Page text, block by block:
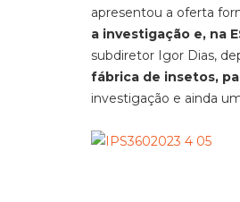
apresentou a oferta
a investigação e, na
subdiretor Igor Dias,
fábrica de insetos,
investigação e ainda